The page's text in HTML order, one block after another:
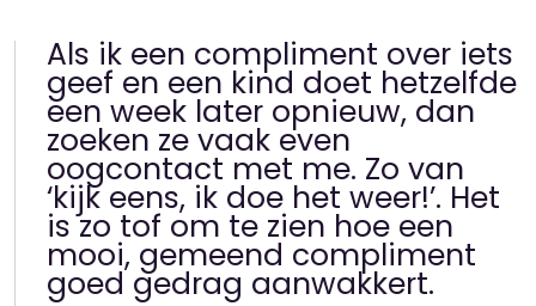
Als ik een compliment over iets
geef en een kind doet hetzelfde
een week later opnieuw, dan
zoeken ze vaak even
oogcontact met me. Zo van
‘kijk eens, ik doe het weer!’. Het
is zo tof om te zien hoe een
mooi, gemeend compliment
goed gedrag aanwakkert.